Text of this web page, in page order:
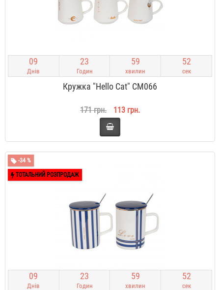
09
Днів
23
Годин
59
хвилин
51
сек
Кружка "Hello Cat" CM066
171 грн. 113 грн.
-34 %
ТОТАЛЬНИЙ РОЗПРОДАЖ
09
Днів
23
Годин
59
хвилин
51
сек